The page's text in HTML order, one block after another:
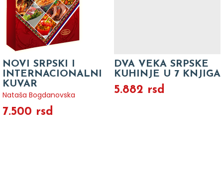
NOVI SRPSKI I
INTERNACIONALNI
KUVAR
Nataša Bogdanovska
7.500 rsd
DVA VEKA SRPSKE
KUHINJE U 7 KNJIGA
5.882 rsd